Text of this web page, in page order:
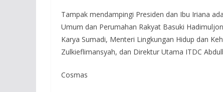
Tampak mendampingi Presiden dan Ibu Iriana
Umum dan Perumahan Rakyat Basuki
Karya Sumadi, Menteri Lingkungan Hidup dan
Zulkieflimansyah, dan Direktur Utama ITDC
Cosmas